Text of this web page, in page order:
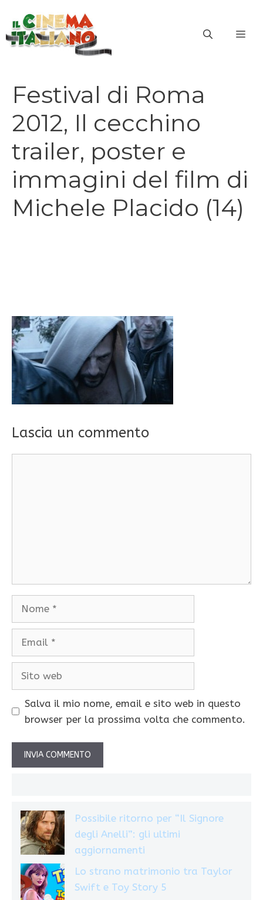
contenuto
Festival di Roma
2012, Il cecchino
trailer, poster e
immagini del film di
Michele Placido (14)
Lascia un commento
Salva il mio nome, email e sito web in questo
browser per la prossima volta che commento.
Possibile ritorno per “Il Signore
degli Anelli”: gli ultimi
aggiornamenti
Lo strano matrimonio tra Taylor
Swift e Toy Story 5